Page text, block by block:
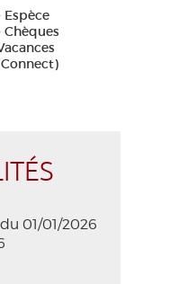
Espèce
Chèques
01/01/2026